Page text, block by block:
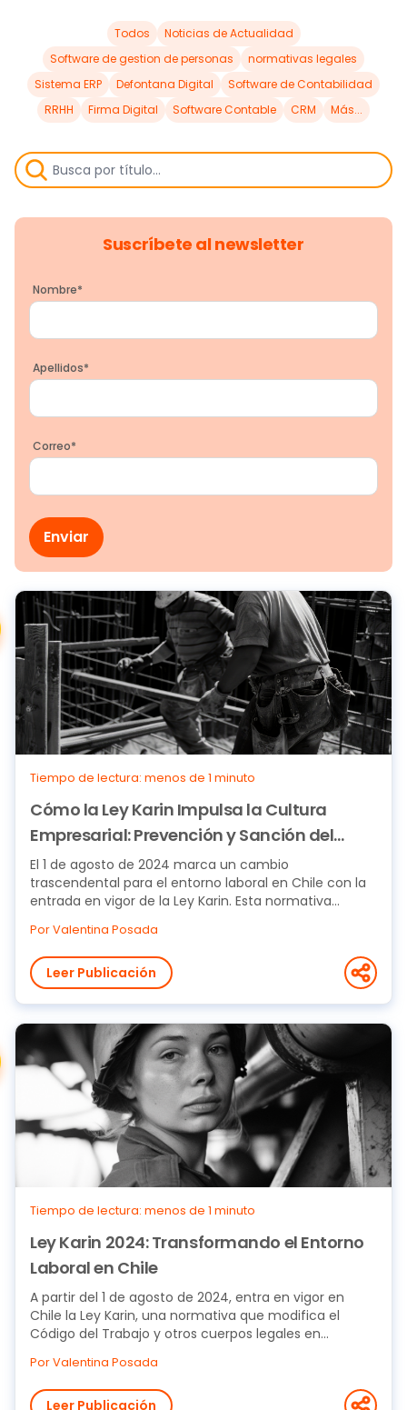
Todos
Noticias de Actualidad
Software de gestion de personas
normativas legales
Sistema ERP
Defontana Digital
Software de Contabilidad
RRHH
Firma Digital Software Contable CRM Más...
Suscríbete al newsletter
Nombre*
Apellidos*
Correo*
Tiempo de lectura: menos de 1 minuto
Cómo la Ley Karin Impulsa la Cultura
Empresarial: Prevención y Sanción del
Acoso Laboral
El 1 de agosto de 2024 marca un cambio
trascendental para el entorno laboral en Chile con la
entrada en vigor de la Ley Karin. Esta normativa...
Por Valentina Posada
Leer Publicación
Tiempo de lectura: menos de 1 minuto
Ley Karin 2024: Transformando el Entorno
Laboral en Chile
A partir del 1 de agosto de 2024, entra en vigor en
Chile la Ley Karin, una normativa que modifica el
Código del Trabajo y otros cuerpos legales en...
Por Valentina Posada
Leer Publicación